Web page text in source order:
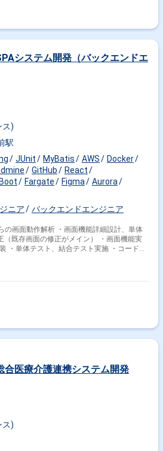
システム開発（バックエンドエ
ス)
駅
JUnit MyBatis AWS
Docker
GitHub
React
Fargate Figma
Aurora
ニア
バックエンドエンジニア
の画面動作解析 ・画面機能詳細設計、単体
（既存画面の修正がメイン） ・画面機能実
・単体テスト、結合テスト実施 ・コードレ
、MyBatis、JUnit ミドルウェア：
・コミュニケーション：Zoom、Slack
合医療介護連携システム開発
ス)
り込む
する